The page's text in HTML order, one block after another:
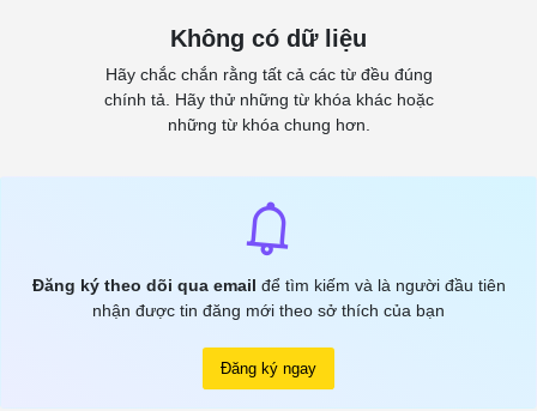
Không có dữ liệu
Hãy chắc chắn rằng tất cả các từ đều đúng
chính tả. Hãy thử những từ khóa khác hoặc
những từ khóa chung hơn.
Đăng ký theo dõi qua email để tìm kiếm và là người đầu tiên
nhận được tin đăng mới theo sở thích của bạn
Đăng ký ngay